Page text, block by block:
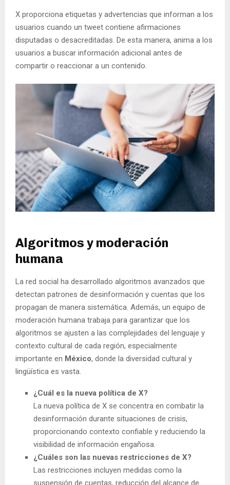
X proporciona etiquetas y advertencias que informan a los
usuarios cuando un tweet contiene afirmaciones
disputadas o desacreditadas. De esta manera, anima a los
usuarios a buscar información adicional antes de
compartir o reaccionar a un contenido.
Algoritmos y moderación
humana
La red social ha desarrollado algoritmos avanzados que
detectan patrones de desinformación y cuentas que los
propagan de manera sistemática. Además, un equipo de
moderación humana trabaja para garantizar que los
algoritmos se ajusten a las complejidades del lenguaje y
contexto cultural de cada región, especialmente
importante en México, donde la diversidad cultural y
lingüística es vasta.
¿Cuál es la nueva política de X?
La nueva política de X se concentra en combatir la
desinformación durante situaciones de crisis,
proporcionando contexto confiable y reduciendo la
visibilidad de información engañosa.
¿Cuáles son las nuevas restricciones de X?
Las restricciones incluyen medidas como la
suspensión de cuentas, reducción del alcance de